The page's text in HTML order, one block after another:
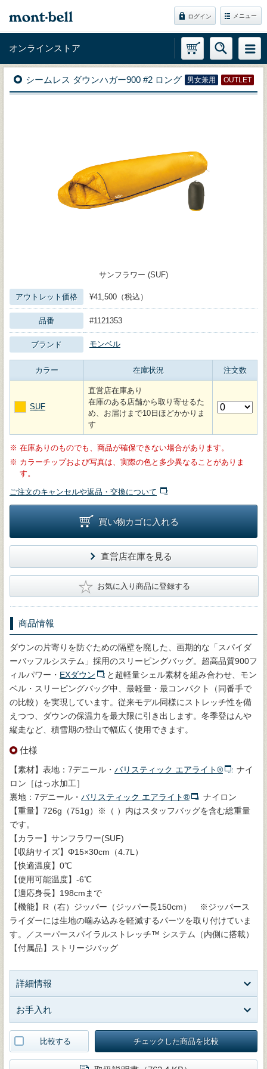
ログイン メニュー
オンラインストア
シームレス ダウンハガー900 #2 ロング 男女兼用 OUTLET
サンフラワー (SUF)
アウトレット価格 ¥41,500（税込）
品番 #1121353
ブランド モンベル
カラー 在庫状況 注文数
SUF
直営店在庫あり
在庫のある店舗から取り寄せるた
め、お届けまで10日ほどかかりま
す
※ 在庫ありのものでも、商品が確保できない場合があります。
※ カラーチップおよび写真は、実際の色と多少異なることがありま
す。
ご注文のキャンセルや返品・交換について
買い物カゴに入れる
直営店在庫を見る
★ お気に入り商品に登録する
商品情報
ダウンの片寄りを防ぐための隔壁を廃した、画期的な「スパイダ
ーバッフルシステム」採用のスリーピングバッグ。超高品質900フ
ィルパワー・ EXダウン
と超軽量シェル素材を組み合わせ、モン
ベル・スリーピングバッグ中、最軽量・最コンパクト（同番手で
の比較）を実現しています。従来モデル同様にストレッチ性を備
えつつ、ダウンの保温力を最大限に引き出します。冬季登はんや
縦走など、積雪期の登山で幅広く使用できます。
仕様
【素材】表地：7デニール・ バリスティック エアライト®
ナイ
ロン［はっ水加工］
裏地：7デニール・ バリスティック エアライト®
ナイロン
【重量】726g（751g）※（ ）内はスタッフバッグを含む総重量
です。
【カラー】サンフラワー(SUF)
【収納サイズ】Φ15×30cm（4.7L）
【快適温度】0℃
【使用可能温度】-6℃
【適応身長】198cmまで
【機能】R（右）ジッパー（ジッパー長150cm） ※ジッパース
ライダーには生地の噛み込みを軽減するパーツを取り付けていま
す。／スーパースパイラルストレッチ™ システム（内側に搭載）
【付属品】ストリージバッグ
詳細情報
お手入れ
比較する チェックした商品を比較